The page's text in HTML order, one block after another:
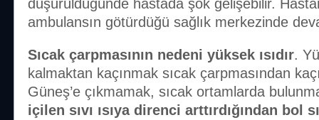
düşürüldüğünde hastada şok gelişebilir.
ambulansın götürdüğü sağlık merkezinde
Sıcak çarpmasının nedeni yüksek ısıdır.
kalmaktan kaçınmak sıcak çarpmasından
Güneş’e çıkmamak, sıcak ortamlarda
içilen sıvı ısıya direnci arttırdığından bol